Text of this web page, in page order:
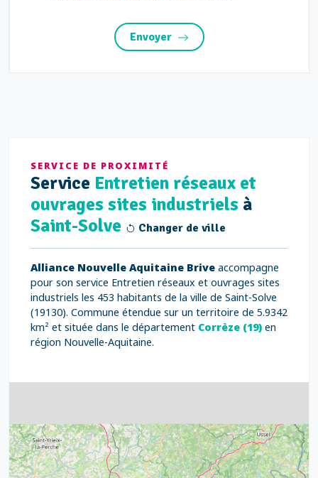
Envoyer
SERVICE DE PROXIMITÉ
Service Entretien réseaux et
ouvrages sites industriels à
Saint-Solve
Changer de ville
Alliance Nouvelle Aquitaine Brive accompagne
pour son service Entretien réseaux et ouvrages sites
industriels les 453 habitants de la ville de Saint-Solve
(19130). Commune étendue sur un territoire de 5.9342
km² et située dans le département Corrèze (19) en
région Nouvelle-Aquitaine.
4